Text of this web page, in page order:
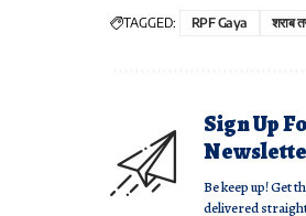
TAGGED: RPF Gaya शराब
Sign Up
Be keep up! Get
delivered